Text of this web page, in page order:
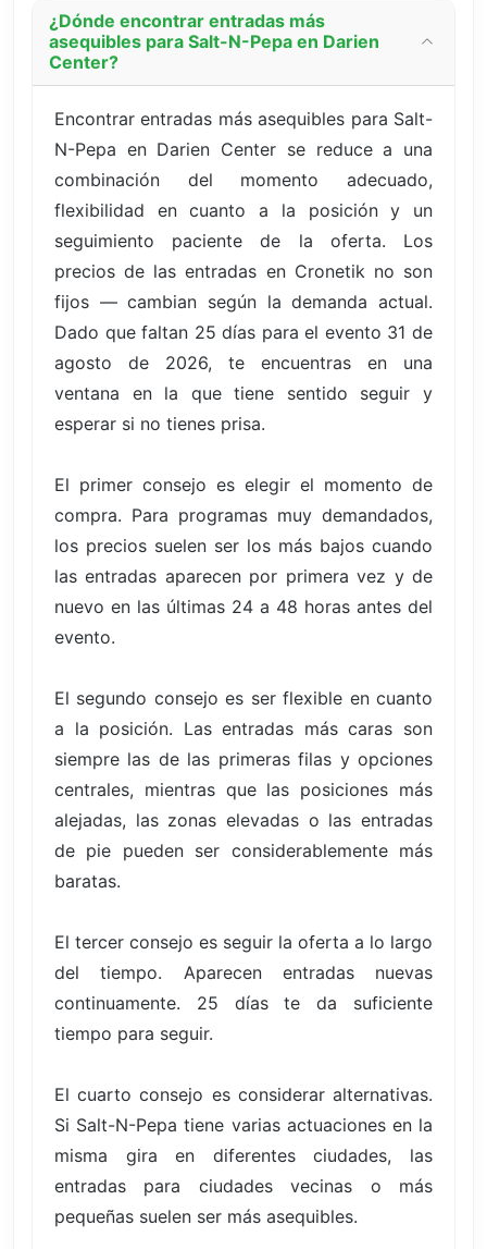
¿Dónde encontrar entradas más
asequibles para Salt-N-Pepa en Darien
Center?
Encontrar entradas más asequibles para Salt-
N-Pepa en Darien Center se reduce a una
combinación del momento adecuado,
flexibilidad en cuanto a la posición y un
seguimiento paciente de la oferta. Los
precios de las entradas en Cronetik no son
fijos — cambian según la demanda actual.
Dado que faltan 25 días para el evento 31 de
agosto de 2026, te encuentras en una
ventana en la que tiene sentido seguir y
esperar si no tienes prisa.
El primer consejo es elegir el momento de
compra. Para programas muy demandados,
los precios suelen ser los más bajos cuando
las entradas aparecen por primera vez y de
nuevo en las últimas 24 a 48 horas antes del
evento.
El segundo consejo es ser flexible en cuanto
a la posición. Las entradas más caras son
siempre las de las primeras filas y opciones
centrales, mientras que las posiciones más
alejadas, las zonas elevadas o las entradas
de pie pueden ser considerablemente más
baratas.
El tercer consejo es seguir la oferta a lo largo
del tiempo. Aparecen entradas nuevas
continuamente. 25 días te da suficiente
tiempo para seguir.
El cuarto consejo es considerar alternativas.
Si Salt-N-Pepa tiene varias actuaciones en la
misma gira en diferentes ciudades, las
entradas para ciudades vecinas o más
pequeñas suelen ser más asequibles.